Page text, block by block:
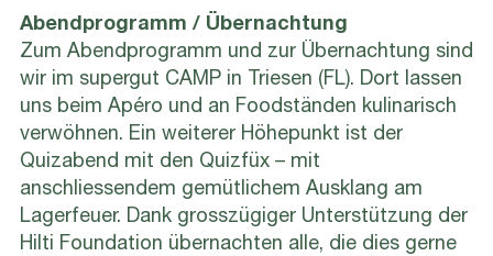
Abendprogramm / Übernachtung
Zum Abendprogramm und zur Übernachtung sind
wir im supergut CAMP in Triesen (FL). Dort lassen
uns beim Apéro und an Foodständen kulinarisch
verwöhnen. Ein weiterer Höhepunkt ist der
Quizabend mit den Quizfüx – mit
anschliessendem gemütlichem Ausklang am
Lagerfeuer. Dank grosszügiger Unterstützung der
Hilti Foundation übernachten alle, die dies gerne